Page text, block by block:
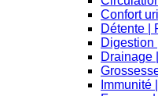
Confort
Détente |
Digestion
Drainage
Immunité